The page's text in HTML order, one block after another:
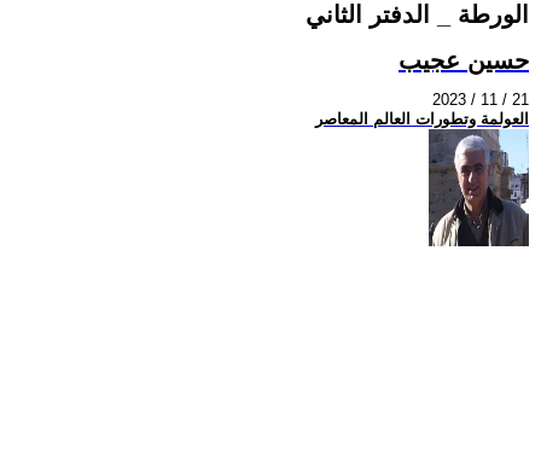
الورطة _ الدفتر الثاني
حسين عجيب
2023 / 11 / 21
العولمة وتطورات العالم المعاصر